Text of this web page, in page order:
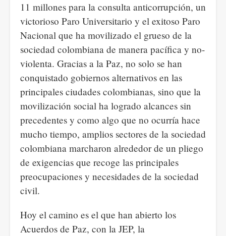
11 millones para la consulta anticorrupción, un
victorioso Paro Universitario y el exitoso Paro
Nacional que ha movilizado el grueso de la
sociedad colombiana de manera pacífica y no-
violenta. Gracias a la Paz, no solo se han
conquistado gobiernos alternativos en las
principales ciudades colombianas, sino que la
movilización social ha logrado alcances sin
precedentes y como algo que no ocurría hace
mucho tiempo, amplios sectores de la sociedad
colombiana marcharon alrededor de un pliego
de exigencias que recoge las principales
preocupaciones y necesidades de la sociedad
civil.
Hoy el camino es el que han abierto los
Acuerdos de Paz, con la JEP, la